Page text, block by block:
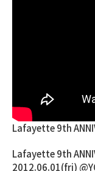
Lafayette 9th
Lafayette 9th
2012.06.01(fri)